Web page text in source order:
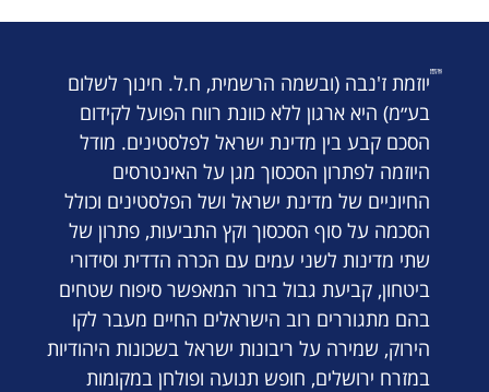
יוזמת ז'נבה (ובשמה הרשמית, ח.ל. חינוך לשלום
בע״מ) היא ארגון ללא כוונת רווח הפועל לקידום
הסכם קבע בין מדינת ישראל לפלסטינים. מודל
היוזמה לפתרון הסכסוך מגן על האינטרסים
החיוניים של מדינת ישראל ושל הפלסטינים וכולל
הסכמה על סוף הסכסוך וקץ התביעות, פתרון של
שתי מדינות לשני עמים עם הכרה הדדית וסידורי
ביטחון, קביעת גבול ברור המאפשר סיפוח שטחים
בהם מתגוררים רוב הישראלים החיים מעבר לקו
הירוק, שמירה על ריבונות ישראל בשכונות היהודיות
במזרח ירושלים, חופש תנועה ופולחן במקומות